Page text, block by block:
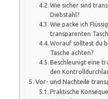
Wie sicher sind
Diebstahl?
Wie packe ich
transparenten
Worauf solltest du
Tasche achten?
Beschleunigt eine
den
Vor- und Nachteile
Praktische